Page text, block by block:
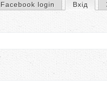
Facebook login Вхід